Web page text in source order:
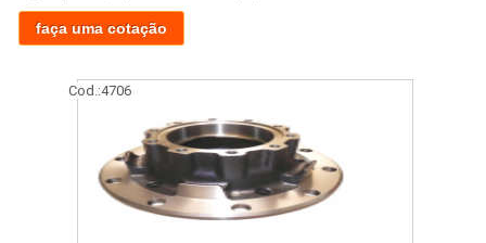
faça uma cotação
Cod.:4706